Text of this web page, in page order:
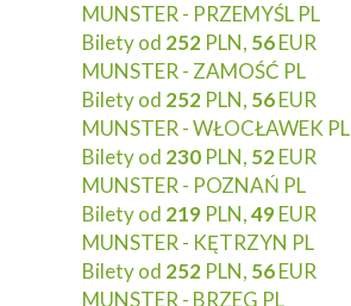
MUNSTER - PRZEMYŚL PL
Bilety od 252 PLN, 56EUR
MUNSTER - ZAMOŚĆ PL
Bilety od 252 PLN, 56EUR
MUNSTER - WŁOCŁAWEK PL
Bilety od 230 PLN, 52EUR
MUNSTER - POZNAŃ PL
Bilety od 219 PLN,49EUR
MUNSTER - KĘTRZYN PL
Bilety od 252 PLN, 56EUR
MUNSTER - BRZEG PL